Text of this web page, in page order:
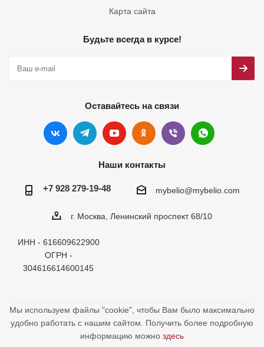
Карта сайта
Будьте всегда в курсе!
Оставайтесь на связи
Наши контакты
+7 928 279-19-48 mybelio@mybelio.com
г. Москва, Ленинский проспект 68/10
ИНН - 616609622900
ОГРН -
304616614600145
Мы используем файлы "cookie", чтобы Вам было максимально
удобно работать с нашим сайтом. Получить более подробную
информацию можно здесь